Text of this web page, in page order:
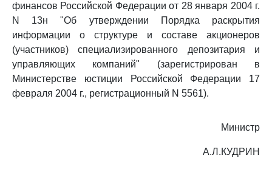
финансов Российской Федерации от 28 января 2004 г.
N 13н "Об утверждении Порядка раскрытия
информации о структуре и составе акционеров
(участников) специализированного депозитария и
управляющих компаний" (зарегистрирован в
Министерстве юстиции Российской Федерации 17
февраля 2004 г., регистрационный N 5561).
Министр
А.Л.КУДРИН